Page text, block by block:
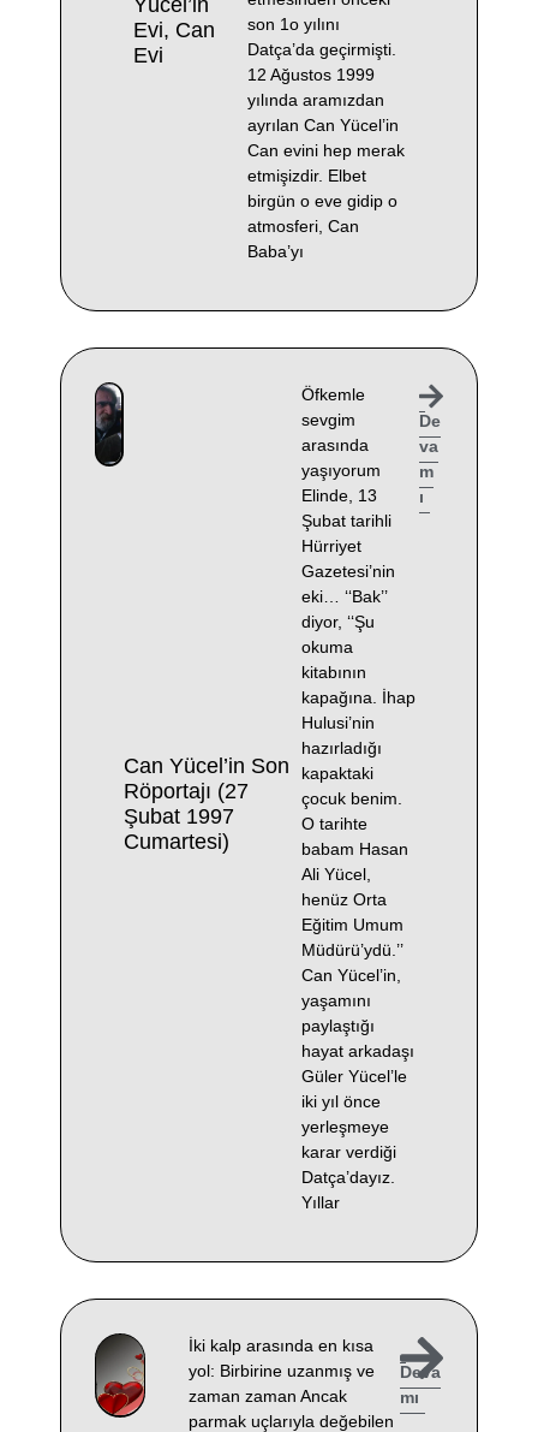
Yücel’in
Evi, Can
Evi
son 1o yılını
Datça’da geçirmişti.
12 Ağustos 1999
yılında aramızdan
ayrılan Can Yücel’in
Can evini hep merak
etmişizdir. Elbet
birgün o eve gidip o
atmosferi, Can
Baba’yı
Can Yücel’in Son
Röportajı (27
Şubat 1997
Cumartesi)
Öfkemle
sevgim
arasında
yaşıyorum
Elinde, 13
Şubat tarihli
Hürriyet
Gazetesi’nin
eki… ‘‘Bak’’
diyor, ‘‘Şu
okuma
kitabının
kapağına. İhap
Hulusi’nin
hazırladığı
kapaktaki
çocuk benim.
O tarihte
babam Hasan
Ali Yücel,
henüz Orta
Eğitim Umum
Müdürü’ydü.’’
Can Yücel’in,
yaşamını
paylaştığı
hayat arkadaşı
Güler Yücel’le
iki yıl önce
yerleşmeye
karar verdiği
Datça’dayız.
Yıllar
De
va
m
ı
İki kalp arasında en kısa
yol: Birbirine uzanmış ve
zaman zaman Ancak
parmak uçlarıyla değebilen
Deva
mı